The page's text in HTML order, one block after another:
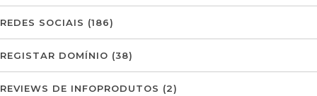
REDES SOCIAIS (186)
REGISTAR DOMÍNIO (38)
REVIEWS DE INFOPRODUTOS (2)